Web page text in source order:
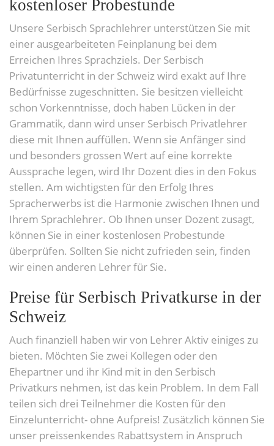
kostenloser Probestunde
Unsere Serbisch Sprachlehrer unterstützen Sie mit
einer ausgearbeiteten Feinplanung bei dem
Erreichen Ihres Sprachziels. Der Serbisch
Privatunterricht in der Schweiz wird exakt auf Ihre
Bedürfnisse zugeschnitten. Sie besitzen vielleicht
schon Vorkenntnisse, doch haben Lücken in der
Grammatik, dann wird unser Serbisch Privatlehrer
diese mit Ihnen auffüllen. Wenn sie Anfänger sind
und besonders grossen Wert auf eine korrekte
Aussprache legen, wird Ihr Dozent dies in den Fokus
stellen. Am wichtigsten für den Erfolg Ihres
Spracherwerbs ist die Harmonie zwischen Ihnen und
Ihrem Sprachlehrer. Ob Ihnen unser Dozent zusagt,
können Sie in einer kostenlosen Probestunde
überprüfen. Sollten Sie nicht zufrieden sein, finden
wir einen anderen Lehrer für Sie.
Preise für Serbisch Privatkurse in der
Schweiz
Auch finanziell haben wir von Lehrer Aktiv einiges zu
bieten. Möchten Sie zwei Kollegen oder den
Ehepartner und ihr Kind mit in den Serbisch
Privatkurs nehmen, ist das kein Problem. In dem Fall
teilen sich drei Teilnehmer die Kosten für den
Einzelunterricht- ohne Aufpreis! Zusätzlich können Sie
unser preissenkendes Rabattsystem in Anspruch